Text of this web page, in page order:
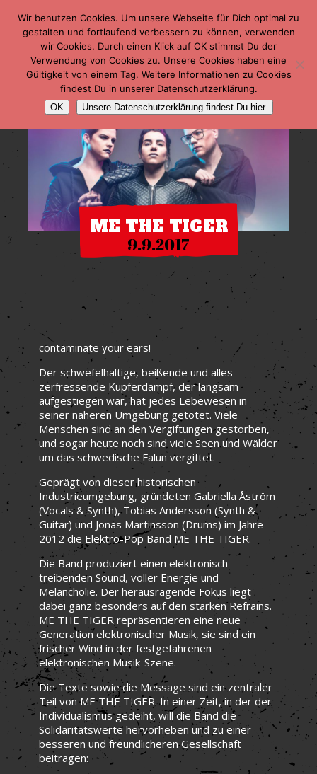
ME THE TIGER
9.9.2017
contaminate your ears!
Der schwefelhaltige, beißende und alles
zerfressende Kupferdampf, der langsam
aufgestiegen war, hat jedes Lebewesen in
seiner näheren Umgebung getötet. Viele
Menschen sind an den Vergiftungen gestorben,
und sogar heute noch sind viele Seen und Wälder
um das schwedische Falun vergiftet.
Geprägt von dieser historischen
Industrieumgebung, gründeten Gabriella Åström
(Vocals & Synth), Tobias Andersson (Synth &
Guitar) und Jonas Martinsson (Drums) im Jahre
2012 die Elektro-Pop Band ME THE TIGER.
Die Band produziert einen elektronisch
treibenden Sound, voller Energie und
Melancholie. Der herausragende Fokus liegt
dabei ganz besonders auf den starken Refrains.
ME THE TIGER repräsentieren eine neue
Generation elektronischer Musik, sie sind ein
frischer Wind in der festgefahrenen
elektronischen Musik-Szene.
Die Texte sowie die Message sind ein zentraler
Teil von ME THE TIGER. In einer Zeit, in der der
Individualismus gedeiht, will die Band die
Solidaritätswerte hervorheben und zu einer
besseren und freundlicheren Gesellschaft
beitragen:
Wir benutzen Cookies. Um unsere Webseite für Dich optimal zu
gestalten und fortlaufend verbessern zu können, verwenden
wir Cookies. Durch einen Klick auf OK stimmst Du der
Verwendung von Cookies zu. Unsere Cookies haben eine
Gültigkeit von einem Tag. Weitere Informationen zu Cookies
findest Du in unserer Datenschutzerklärung.
OK Unsere Datenschutzerklärung findest Du hier.